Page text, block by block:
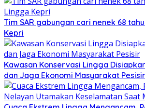
Tim SAR gabungan cari nenek 68
Kepri
Kawasan Konservasi Lingga
dan Jaga Ekonomi Masyarakat Pesisir